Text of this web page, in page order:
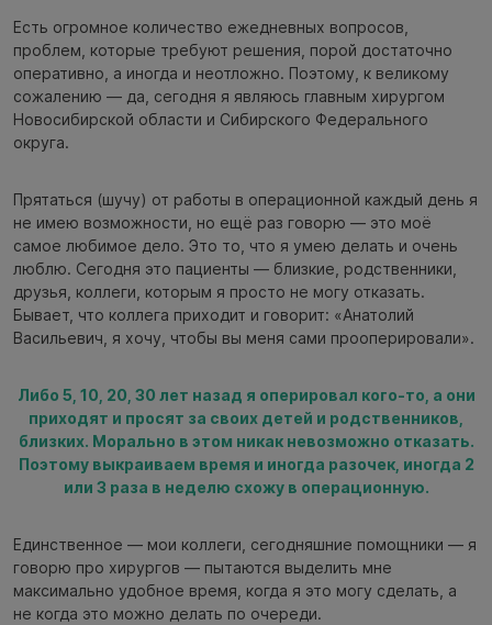
Есть огромное количество ежедневных вопросов,
проблем, которые требуют решения, порой достаточно
оперативно, а иногда и неотложно. Поэтому, к великому
сожалению — да, сегодня я являюсь главным хирургом
Новосибирской области и Сибирского Федерального
округа.
Прятаться (шучу) от работы в операционной каждый день я
не имею возможности, но ещё раз говорю — это моё
самое любимое дело. Это то, что я умею делать и очень
люблю. Сегодня это пациенты — близкие, родственники,
друзья, коллеги, которым я просто не могу отказать.
Бывает, что коллега приходит и говорит: «Анатолий
Васильевич, я хочу, чтобы вы меня сами прооперировали».
Либо 5, 10, 20, 30 лет назад я оперировал кого-то, а они
приходят и просят за своих детей и родственников,
близких. Морально в этом никак невозможно отказать.
Поэтому выкраиваем время и иногда разочек, иногда 2
или 3 раза в неделю схожу в операционную.
Единственное — мои коллеги, сегодняшние помощники — я
говорю про хирургов — пытаются выделить мне
максимально удобное время, когда я это могу сделать, а
не когда это можно делать по очереди.